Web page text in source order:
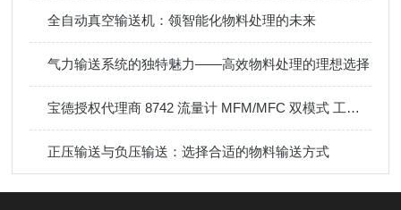
全自动真空输送机：领智能化物料处理的未来
气力输送系统的独特魅力——高效物料处理的理想选择
宝德授权代理商 8742 流量计 MFM/MFC 双模式 工业供气精准控制器
正压输送与负压输送：选择合适的物料输送方式